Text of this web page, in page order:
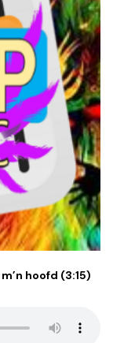
hoofd (3:15)